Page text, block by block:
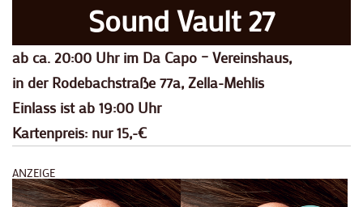
Sound Vault 27
ab ca. 20:00 Uhr im Da Capo – Vereinshaus,
in der Rodebachstraße 77a, Zella-Mehlis
Einlass ist ab 19:00 Uhr
Kartenpreis: nur 15,-€
ANZEIGE